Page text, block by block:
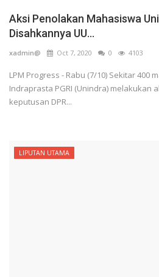
Aksi Penolakan Mahasiswa
Disahkannya UU...
xadmin@ Oct 7, 2020 0 4103
LPM Progress - Rabu (7/10) Sekitar 400
Indraprasta PGRI (Unindra) melakukan
keputusan DPR...
LIPUTAN UTAMA